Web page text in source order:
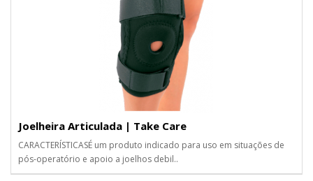
Joelheira Articulada | Take Care
CARACTERÍSTICASÉ um produto indicado para uso em situações de
pós-operatório e apoio a joelhos debil..